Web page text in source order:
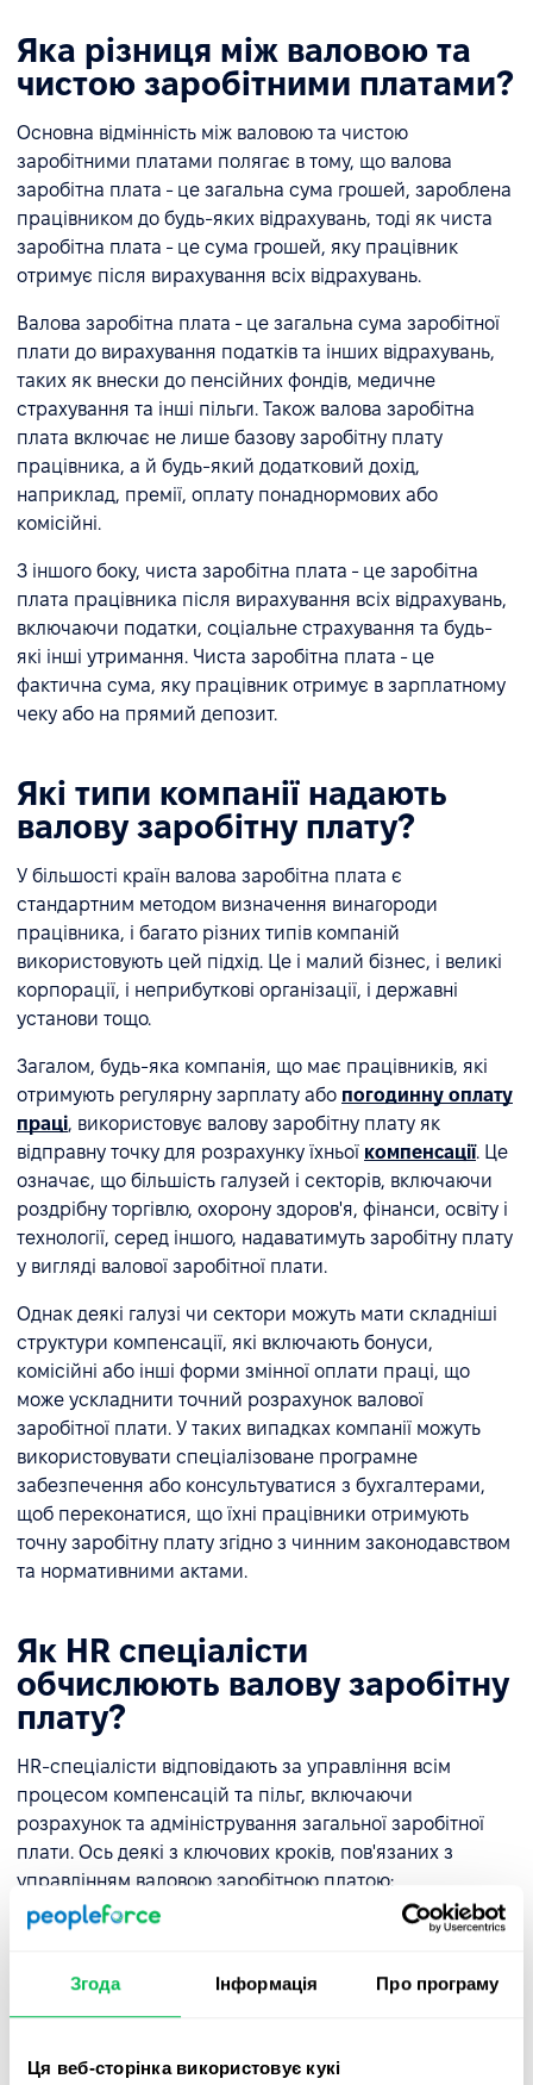
Згода Інформація Про програму
Ця веб-сторінка використовує кукі
Яка різниця між валовою та
чистою заробітними платами?
Основна відмінність між валовою та чистою
заробітними платами полягає в тому, що валова
заробітна плата - це загальна сума грошей, зароблена
працівником до будь-яких відрахувань, тоді як чиста
заробітна плата - це сума грошей, яку працівник
отримує після вирахування всіх відрахувань.
Валова заробітна плата - це загальна сума заробітної
плати до вирахування податків та інших відрахувань,
таких як внески до пенсійних фондів, медичне
страхування та інші пільги. Також валова заробітна
плата включає не лише базову заробітну плату
працівника, а й будь-який додатковий дохід,
наприклад, премії, оплату понаднормових або
комісійні.
З іншого боку, чиста заробітна плата - це заробітна
плата працівника після вирахування всіх відрахувань,
включаючи податки, соціальне страхування та будь-
які інші утримання. Чиста заробітна плата - це
фактична сума, яку працівник отримує в зарплатному
чеку або на прямий депозит.
Які типи компанії надають
валову заробітну плату?
У більшості країн валова заробітна плата є
стандартним методом визначення винагороди
працівника, і багато різних типів компаній
використовують цей підхід. Це і малий бізнес, і великі
корпорації, і неприбуткові організації, і державні
установи тощо.
Загалом, будь-яка компанія, що має працівників, які
отримують регулярну зарплату або погодинну оплату
праці, використовує валову заробітну плату як
відправну точку для розрахунку їхньої компенсації. Це
означає, що більшість галузей і секторів, включаючи
роздрібну торгівлю, охорону здоров'я, фінанси, освіту і
технології, серед іншого, надаватимуть заробітну плату
у вигляді валової заробітної плати.
Однак деякі галузі чи сектори можуть мати складніші
структури компенсації, які включають бонуси,
комісійні або інші форми змінної оплати праці, що
може ускладнити точний розрахунок валової
заробітної плати. У таких випадках компанії можуть
використовувати спеціалізоване програмне
забезпечення або консультуватися з бухгалтерами,
щоб переконатися, що їхні працівники отримують
точну заробітну плату згідно з чинним законодавством
та нормативними актами.
Як HR спеціалісти
обчислюють валову заробітну
плату?
HR-спеціалісти відповідають за управління всім
процесом компенсацій та пільг, включаючи
розрахунок та адміністрування загальної заробітної
плати. Ось деякі з ключових кроків, пов'язаних з
управлінням валовою заробітною платою:
Встановлення структури оплати праці
. HR-
створенням структури оплати праці, включаючи
базову заробітну плату, премії та інші форми